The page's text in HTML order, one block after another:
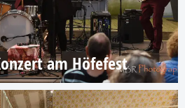
am Höfefest